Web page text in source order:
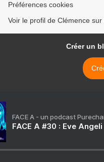
Préférences cookies
Voir le profil de Clémence
Créer un
FACE A - un podcast
FACE A #30 : Eve